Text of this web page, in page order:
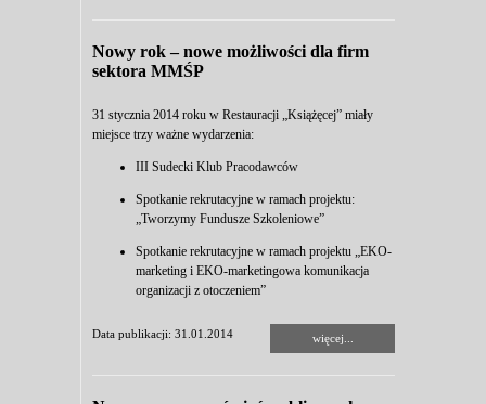
Nowy rok – nowe możliwości dla firm
sektora MMŚP
31 stycznia 2014 roku w Restauracji „Książęcej” miały
miejsce trzy ważne wydarzenia:
III Sudecki Klub Pracodawców
Spotkanie rekrutacyjne w ramach projektu:
„Tworzymy Fundusze Szkoleniowe”
Spotkanie rekrutacyjne w ramach projektu „EKO-
marketing i EKO-marketingowa komunikacja
organizacji z otoczeniem”
Data publikacji: 31.01.2014 więcej...